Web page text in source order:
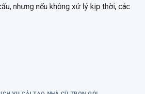
nhưng nếu không xử lý kịp thời, các